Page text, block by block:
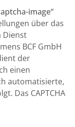
image“
über das
Dienst
BCF GmbH
der
einen
automatisierte,
Das CAPTCHA